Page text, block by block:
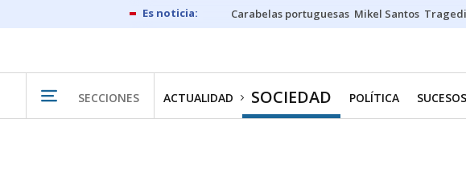
Carabelas portuguesas Mikel Santos
SECCIONES ACTUALIDAD SOCIEDAD POLÍTICA SUCESOS